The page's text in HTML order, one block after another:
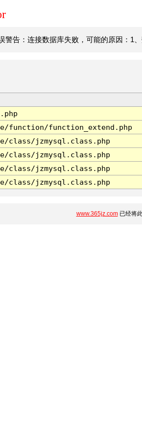
警告：连接数据库失败，可能的原因：1
function/function_extend.php
class/jzmysql.class.php
class/jzmysql.class.php
class/jzmysql.class.php
class/jzmysql.class.php
www.365jz.com已经将